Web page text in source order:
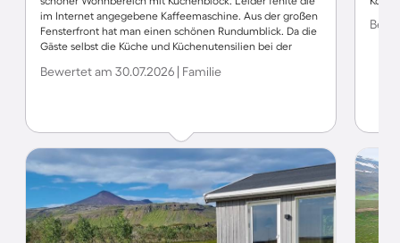
im Internet angegebene Kaffeemaschine. Aus der großen
Fensterfront hat man einen schönen Rundumblick. Da die
Gäste selbst die Küche und Küchenutensilien bei der
Sehr angenehm sind der große Hot Pot, die Sauna und die
Bewertet am 30.07.2026 | Familie